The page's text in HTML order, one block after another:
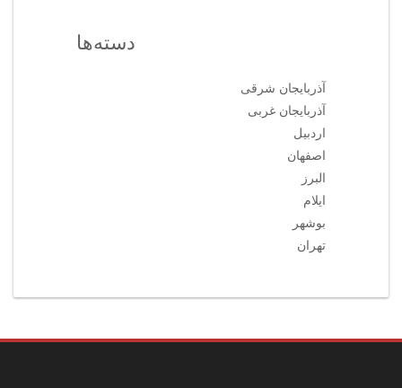
دسته‌ها
آذربایجان شرقی
آذربایجان غربی
اردبیل
اصفهان
البرز
ایلام
بوشهر
تهران